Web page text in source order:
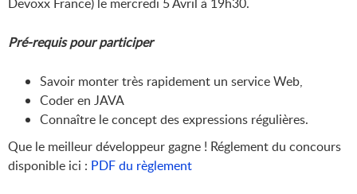
Pré-requis pour participer
Savoir monter très rapidement un service Web,
Coder en JAVA
Connaître le concept des expressions régulières.
Que le meilleur développeur gagne ! Réglement du concours
disponible ici : PDF du règlement